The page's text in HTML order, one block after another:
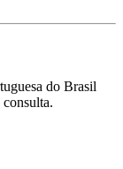
do Brasil